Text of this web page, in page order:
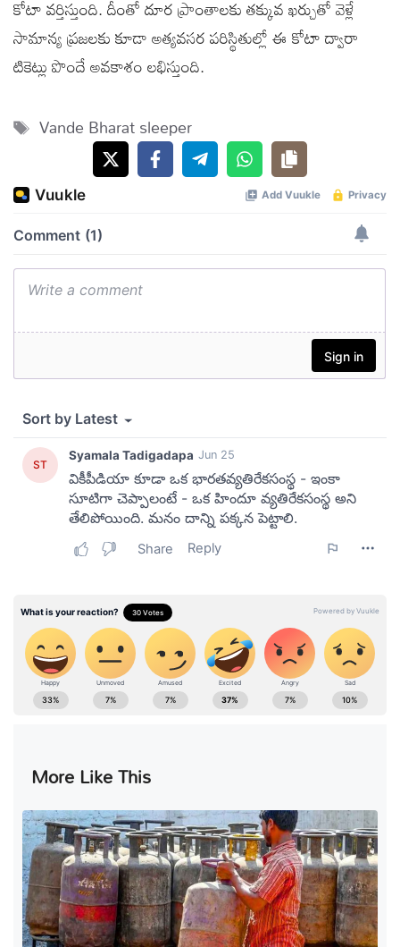
కోటా వర్తిస్తుంది. దీంతో దూర ప్రాంతాలకు తక్కువ ఖర్చుతో వెళ్లే
సామాన్య ప్రజలకు కూడా అత్యవసర పరిస్థితుల్లో ఈ కోటా ద్వారా
టికెట్లు పొందే అవకాశం లభిస్తుంది.
Tags
Vande Bharat sleeper
More Like This